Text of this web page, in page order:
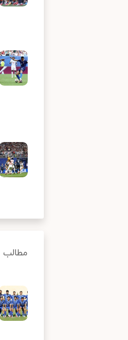
مطالب